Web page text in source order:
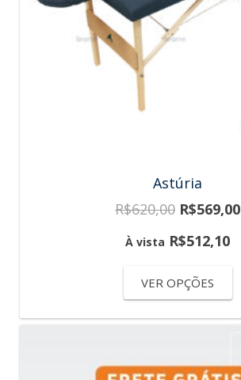
Astúria
R$620,00 R$569,00
À vista R$512,10
VER OPÇÕES